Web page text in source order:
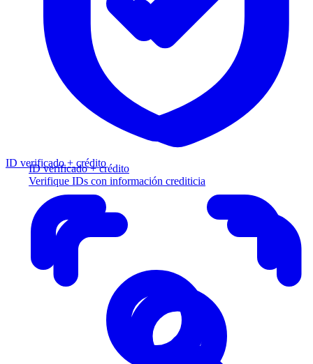
ID verificado + crédito
Verifique IDs con información crediticia
ID verificado + crédito